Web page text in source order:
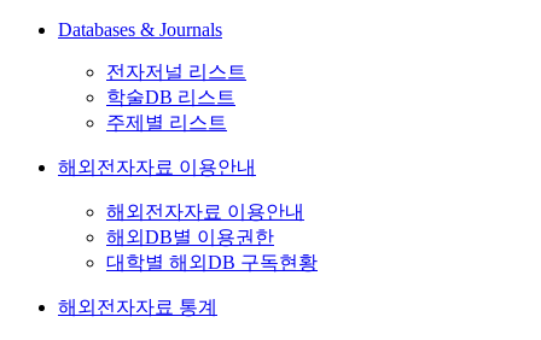
Databases & Journals
전자저널 리스트
학술DB 리스트
주제별 리스트
해외전자자료 이용안내
해외전자자료 이용안내
해외DB별 이용권한
대학별 해외DB 구독현황
해외전자자료 통계